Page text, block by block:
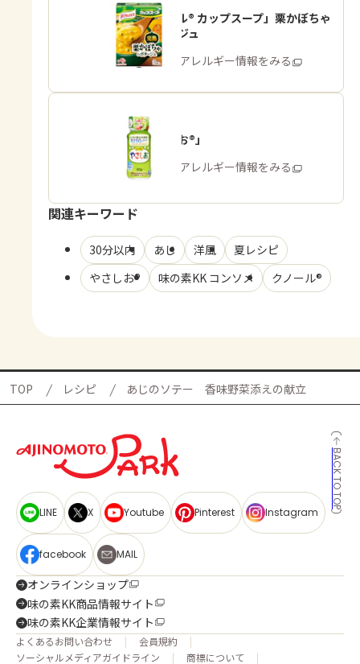
「クノール® カップスープ」栗かぼちゃ
のポタージュ
商品・アレルギー情報をみる
「やさしお®」
商品・アレルギー情報をみる
関連キーワード
30分以内 あじ 洋風
夏レシピ
やさしお®
味の素KK コンソメ クノール®
TOP レシピ あじのソテー 香味野菜添えの献立
BACK TO TOP
LINE X Youtube Pinterest Instagram
facebook MAIL
オンラインショップ
味の素KK商品情報サイト
味の素KK企業情報サイト
よくあるお問い合わせ
会員規約
ソーシャルメディアガイドライン
商標について